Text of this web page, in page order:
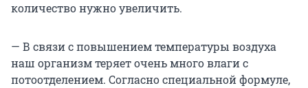
количество нужно увеличить.
— В связи с повышением температуры воздуха
наш организм теряет очень много влаги с
потоотделением. Согласно специальной формуле,